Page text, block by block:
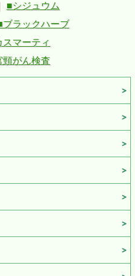
■シジュウム
ブラックハーブ
マーティ
頸がん検査